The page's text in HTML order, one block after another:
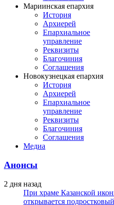
Мариинская епархия
История
Архиерей
Епархиальное
управление
Реквизиты
Благочиния
Соглашения
Новокузнецкая епархия
История
Архиерей
Епархиальное
управление
Реквизиты
Благочиния
Соглашения
Медиа
Анонсы
2 дня назад
При храме Казанской
открывается